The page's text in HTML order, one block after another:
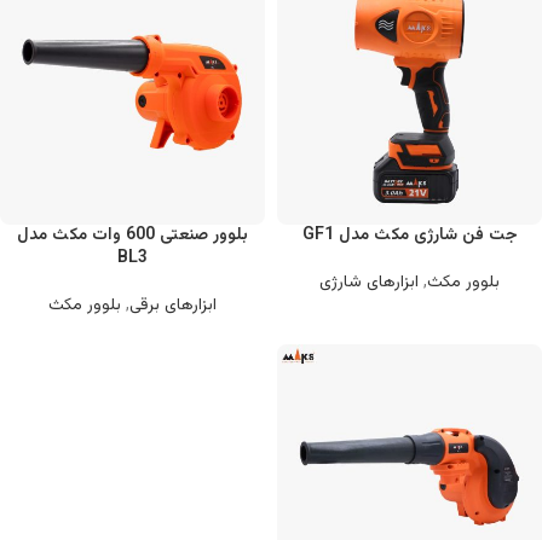
جت فن شارژی مکث مدل GF1
بلوور مکث, ابزارهای شارژی
بلوور صنعتی 600 وات مکث مدل
BL3
ابزارهای برقی, بلوور مکث